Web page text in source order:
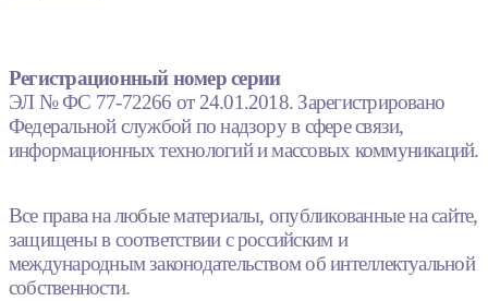
Регистрационный номер серии
ЭЛ № ФС 77-72266 от 24.01.2018. Зарегистрировано
Федеральной службой по надзору в сфере связи,
информационных технологий и массовых коммуникаций.
Все права на любые материалы, опубликованные на сайте,
защищены в соответствии с российским и
международным законодательством об интеллектуальной
собственности.